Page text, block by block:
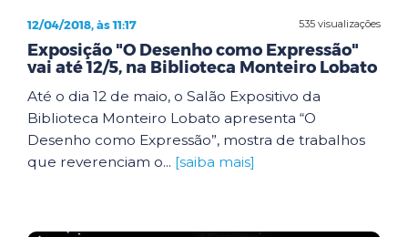
535 visualizações
12/04/2018, às 11:17
Exposição "O Desenho como Expressão"
vai até 12/5, na Biblioteca Monteiro Lobato
Até o dia 12 de maio, o Salão Expositivo da
Biblioteca Monteiro Lobato apresenta “O
Desenho como Expressão”, mostra de trabalhos
que reverenciam o... [saiba mais]